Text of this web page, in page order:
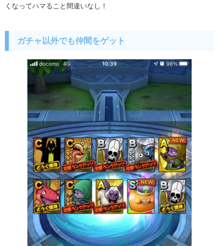
くなってハマること間違いなし！
ガチャ以外でも仲間をゲット